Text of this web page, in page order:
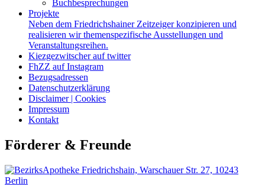
Buchbesprechungen
Projekte
Neben dem Friedrichshainer Zeitzeiger konzipieren und
realisieren wir themenspezifische Ausstellungen und
Veranstaltungsreihen.
Kiezgezwitscher auf twitter
FhZZ auf Instagram
Bezugsadressen
Datenschutzerklärung
Disclaimer | Cookies
Impressum
Kontakt
Förderer & Freunde